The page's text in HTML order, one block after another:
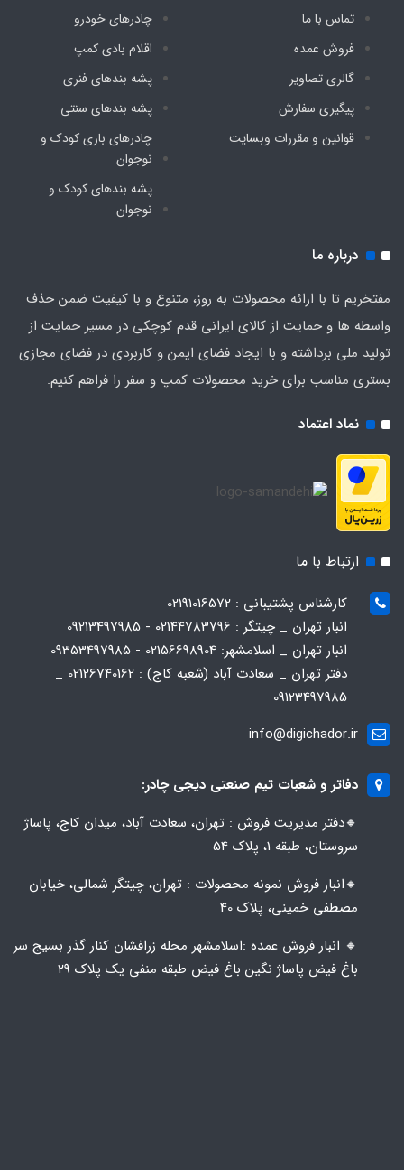
نماد اعتماد
تماس با ما
فروش عمده
گالری تصاویر
پیگیری سفارش
قوانین و مقررات وبسایت
چادرهای خودرو
اقلام بادی کمپ
پشه‌ بندهای فنری
پشه‌ بندهای سنتی
چادرهای بازی کودک و
نوجوان
پشه‌ بندهای کودک و
نوجوان
درباره ما
مفتخریم تا با ارائه محصولات به روز، متنوع و با کیفیت ضمن حذف
واسطه ها و حمایت از کالای ایرانی قدم کوچکی در مسیر حمایت از
تولید ملی برداشته و با ایجاد فضای ایمن و کاربردی در فضای مجازی
بستری مناسب برای خرید محصولات کمپ و سفر را فراهم کنیم.
ارتباط با ما
کارشناس پشتیبانی : 02191016572
انبار تهران _ چیتگر : 02144783796 - 09213497985
انبار تهران _ اسلامشهر: 02156698904 - 09353497985
دفتر تهران _ سعادت آباد (شعبه کاج) : 02126740162 _
09123497985
info@digichador.ir
دفاتر و شعبات تیم صنعتی دیجی چادر:
🔸️​​دفتر مدیریت فروش : تهران، سعادت آباد، میدان کاج، پاساژ
سروستان، طبقه 1، پلاک 54
🔸️​​انبار فروش نمونه محصولات : تهران، چیتگر شمالی، خیابان
مصطفی خمینی، پلاک 40
🔸️ انبار فروش عمده :اسلامشهر محله زرافشان کنار گذر بسیج سر
باغ فیض پاساژ نگین باغ فیض طبقه منفی یک پلاک ۲۹